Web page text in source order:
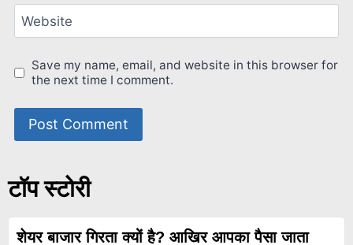
Website
Save my name, email, and website in this browser for
the next time I comment.
टॉप स्टोरी
शेयर बाजार गिरता क्यों है? आखिर आपका पैसा जाता